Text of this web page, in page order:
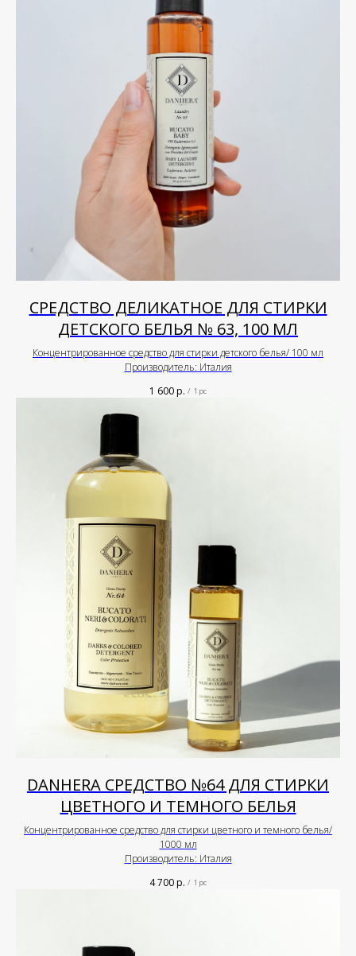
СРЕДСТВО ДЕЛИКАТНОЕ ДЛЯ СТИРКИ
ДЕТСКОГО БЕЛЬЯ № 63, 100 МЛ
Концентрированное средство для стирки детского белья/ 100 мл
Производитель: Италия
1 600р. / 1 pc
DANHERA СРЕДСТВО №64 ДЛЯ СТИРКИ
ЦВЕТНОГО И ТЕМНОГО БЕЛЬЯ
Концентрированное средство для стирки цветного и темного белья/
1000 мл
Производитель: Италия
4 700р. / 1 pc